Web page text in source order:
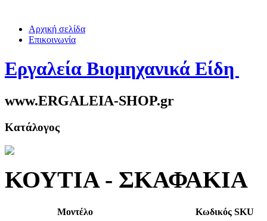
Αρχική σελίδα
Επικοινωνία
Εργαλεία Βιομηχανικά Είδη
www.ERGALEIA-SHOP.gr
Κατάλογος
ΚΟΥΤΙΑ - ΣΚΑΦΑΚΙΑ
Μοντέλο Κωδικός SKU